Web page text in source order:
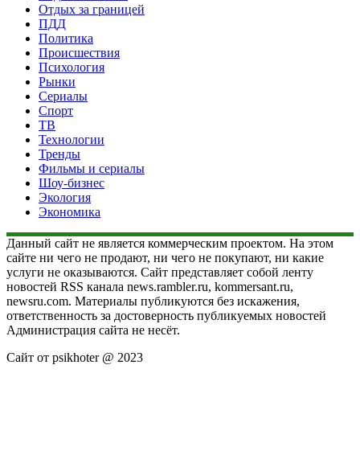
Отдых за границей
ПДД
Политика
Происшествия
Психология
Рынки
Сериалы
Спорт
ТВ
Технологии
Тренды
Фильмы и сериалы
Шоу-бизнес
Экология
Экономика
Данный сайт не является коммерческим проектом. На этом
сайте ни чего не продают, ни чего не покупают, ни какие
услуги не оказываются. Сайт представляет собой ленту
новостей RSS канала news.rambler.ru, kommersant.ru,
newsru.com. Материалы публикуются без искажения,
ответственность за достоверность публикуемых новостей
Администрация сайта не несёт.
Сайт от psikhoter @ 2023